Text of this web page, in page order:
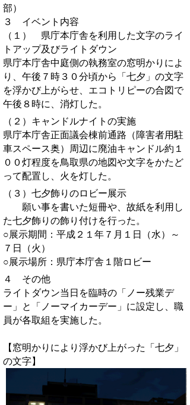
部）
３ イベント内容
（１） 県庁本庁舎を利用した文字のライ
トアップ及びライトダウン
県庁本庁舎中庭側の執務室の窓明かりによ
り、午後７時３０分頃から「七夕」の文字
を浮かび上がらせ、エコトリピーの合図で
午後８時に、消灯した。
（２）キャンドルナイトの実施
県庁本庁舎正面議会棟前通路（障害者用駐
車スペース奥）周辺に廃油キャンドル約１
００灯程度を鳥取県の地図や文字をかたど
って配置し、火を灯した。
（３）七夕飾りのロビー展示
願い事を書いた短冊や、故紙を利用し
た七夕飾りの飾り付けを行った。
○展示期間：平成２１年７月１日（水）～
７日（火）
○展示場所：県庁本庁舎１階ロビー
４ その他
ライトダウン当日を臨時の「ノー残業デ
ー」と「ノーマイカーデー」に設定し、職
員が各取組を実施した。
【窓明かりにより浮かび上がった「七夕」
の文字】